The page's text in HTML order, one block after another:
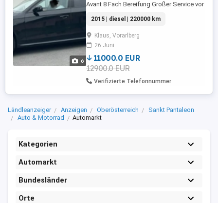
6
Avant 8 Fach Bereifung Großer Service vor
Zahnriemen und Klimakompressor
gewechselt.
2015 | diesel | 220000 km
Klaus, Vorarlberg
26 Juni
11000.0 EUR
12900.0 EUR
Verifizierte Telefonnummer
Ländleanzeiger Anzeigen Oberösterreich
Sankt Pantaleon
Auto & Motorrad
Automarkt
Kategorien
Automarkt
Bundesländer
Orte